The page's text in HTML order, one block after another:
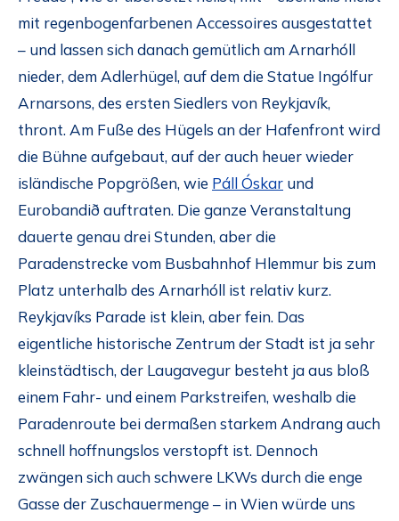
mit regenbogenfarbenen Accessoires ausgestattet
– und lassen sich danach gemütlich am Arnarhóll
nieder, dem Adlerhügel, auf dem die Statue Ingólfur
Arnarsons, des ersten Siedlers von Reykjavík,
thront. Am Fuße des Hügels an der Hafenfront wird
die Bühne aufgebaut, auf der auch heuer wieder
isländische Popgrößen, wie Páll Óskar und
Eurobandið auftraten. Die ganze Veranstaltung
dauerte genau drei Stunden, aber die
Paradenstrecke vom Busbahnhof Hlemmur bis zum
Platz unterhalb des Arnarhóll ist relativ kurz.
Reykjavíks Parade ist klein, aber fein. Das
eigentliche historische Zentrum der Stadt ist ja sehr
kleinstädtisch, der Laugavegur besteht ja aus bloß
einem Fahr- und einem Parkstreifen, weshalb die
Paradenroute bei dermaßen starkem Andrang auch
schnell hoffnungslos verstopft ist. Dennoch
zwängen sich auch schwere LKWs durch die enge
Gasse der Zuschauermenge – in Wien würde uns